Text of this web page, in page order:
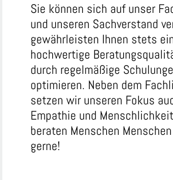
Sie können sich auf unser
und unseren Sachverstand
gewährleisten Ihnen stets
hochwertige
durch regelmäßige
optimieren. Neben dem
setzen wir unseren Fokus
Empathie und
beraten Menschen
gerne!